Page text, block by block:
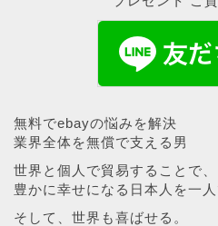
無料でebayの悩みを解決
業界全体を無償で支える男
世界と個人で貿易することで、
豊かに幸せになる日本人を一
そして、世界も喜ばせる。